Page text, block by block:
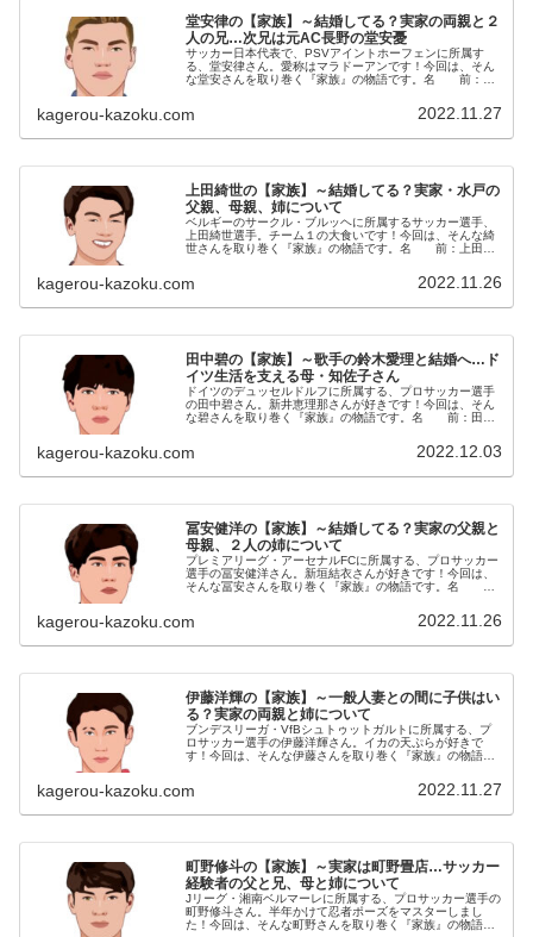
堂安律の【家族】～結婚してる？実家の両親と２
人の兄…次兄は元AC長野の堂安憂
サッカー日本代表で、PSVアイントホーフェンに所属す
る、堂安律さん。愛称はマラドーアンです！今回は、そん
な堂安さんを取り巻く『家族』の物語です。名 前：堂
kagerou-kazoku.com 2022.11.27
上田綺世の【家族】～結婚してる？実家・水戸の
父親、母親、姉について
ベルギーのサークル・ブルッヘに所属するサッカー選手、
上田綺世選手。チーム１の大食いです！今回は、そんな綺
世さんを取り巻く『家族』の物語です。名 前：上田綺
kagerou-kazoku.com 2022.11.26
田中碧の【家族】～歌手の鈴木愛理と結婚へ…ド
イツ生活を支える母・知佐子さん
ドイツのデュッセルドルフに所属する、プロサッカー選手
の田中碧さん。新井恵理那さんが好きです！今回は、そん
な碧さんを取り巻く『家族』の物語です。名 前：田中
kagerou-kazoku.com 2022.12.03
冨安健洋の【家族】～結婚してる？実家の父親と
母親、２人の姉について
プレミアリーグ・アーセナルFCに所属する、プロサッカー
選手の冨安健洋さん。新垣結衣さんが好きです！今回は、
そんな冨安さんを取り巻く『家族』の物語です。名
kagerou-kazoku.com 2022.11.26
伊藤洋輝の【家族】～一般人妻との間に子供はい
る？実家の両親と姉について
ブンデスリーガ・VfBシュトゥットガルトに所属する、プ
ロサッカー選手の伊藤洋輝さん。イカの天ぷらが好きで
す！今回は、そんな伊藤さんを取り巻く『家族』の物語で
kagerou-kazoku.com 2022.11.27
町野修斗の【家族】～実家は町野畳店…サッカー
経験者の父と兄、母と姉について
Jリーグ・湘南ベルマーレに所属する、プロサッカー選手の
町野修斗さん。半年かけて忍者ポーズをマスターしまし
た！今回は、そんな町野さんを取り巻く『家族』の物語で